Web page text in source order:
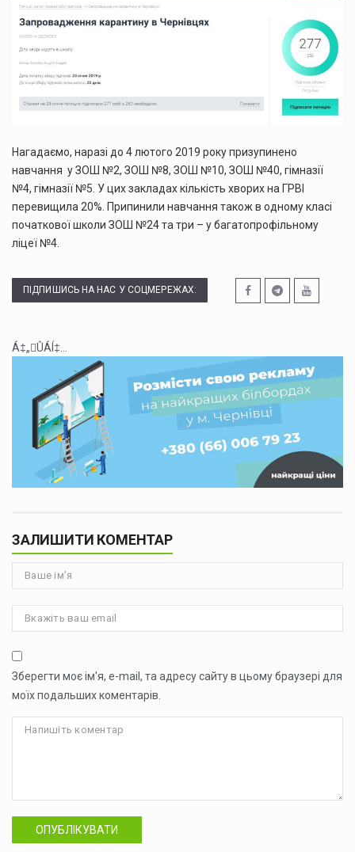
Нагадаємо, наразі до 4 лютого 2019 року призупинено
навчання у ЗОШ №2, ЗОШ №8, ЗОШ №10, ЗОШ №40, гімназії
№4, гімназії №5. У цих закладах кількість хворих на ГРВІ
перевищила 20%. Припинили навчання також в одному класі
початкової школи ЗОШ №24 та три – у багатопрофільному
ліцеї №4.
ПІДПИШИСЬ НА НАС У СОЦМЕРЕЖАХ:
Á‡„ÛÁÍ‡...
ЗАЛИШИТИ КОМЕНТАР
Зберегти моє ім'я, e-mail, та адресу сайту в цьому браузері для
моїх подальших коментарів.
ОПУБЛІКУВАТИ